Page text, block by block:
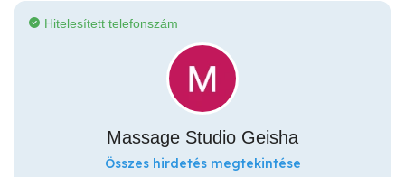
Hitelesített telefonszám
Massage Studio Geisha
Összes hirdetés megtekintése